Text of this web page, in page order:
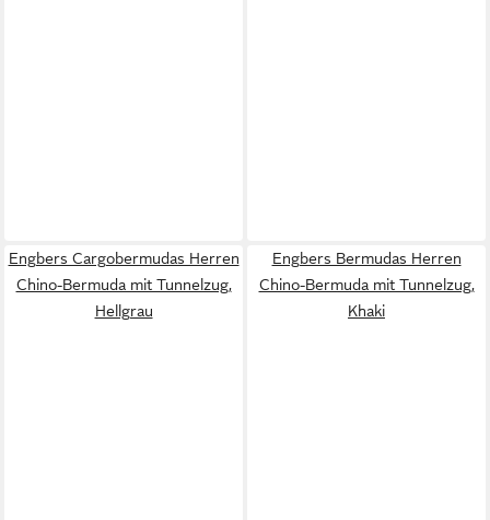
Engbers Cargobermudas Herren
Chino-Bermuda mit Tunnelzug,
Hellgrau
Engbers Bermudas Herren
Chino-Bermuda mit Tunnelzug,
Khaki